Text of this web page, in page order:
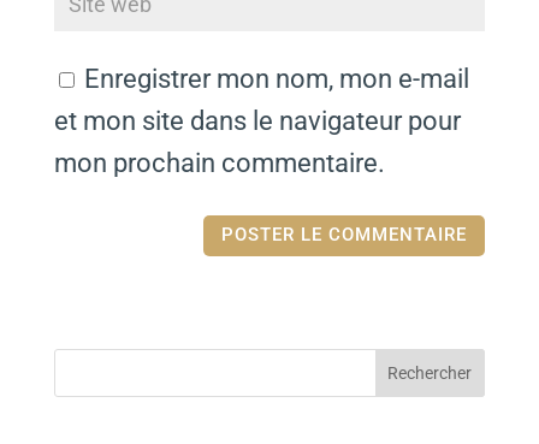
Enregistrer mon nom, mon e-mail
et mon site dans le navigateur pour
mon prochain commentaire.